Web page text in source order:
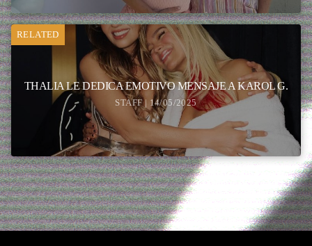
RELATED
THALIA LE DEDICA EMOTIVO MENSAJE A KAROL G.
STAFF | 14/05/2025